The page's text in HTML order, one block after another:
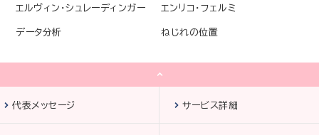
エルヴィン・シュレーディンガー エンリコ・フェルミ
データ分析 ねじれの位置
代表メッセージ サービス詳細